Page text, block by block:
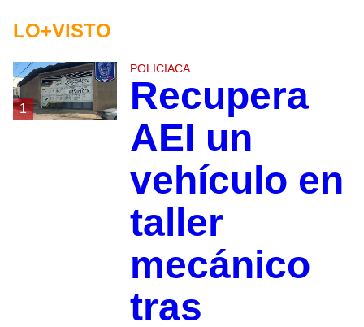
LO+VISTO
1
POLICIACA
Recupera
AEI un
vehículo en
taller
mecánico
tras